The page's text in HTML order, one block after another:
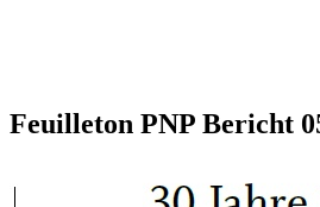
Feuilleton PNP Bericht